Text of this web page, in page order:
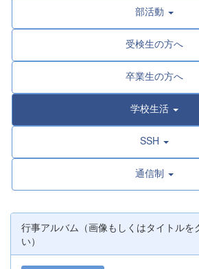
部活動
受検生の方へ
卒業生の方へ
学校生活
SSH
通信制
行事アルバム（画像もしくはタイトルを
い）